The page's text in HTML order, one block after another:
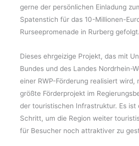
gerne der persönlichen Einladung
Spatenstich für das 10-Millionen-
Rurseepromenade in Rurberg gefolgt.
Dieses ehrgeizige Projekt, das mit
Bundes und des Landes Nordrhein-
einer RWP-Förderung realisiert wird,
größte Förderprojekt im
der touristischen Infrastruktur. Es ist
Schritt, um die Region weiter
für Besucher noch attraktiver zu